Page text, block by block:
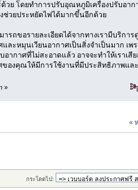
วย โดยทำการปรับอุณหภูมิเครื่องปรับอาก
ช่วยประหยัดไฟได้มากขึ้นอีกด้วย
รถขอรายละเอียดได้จากทางเรามีบริการ
ละหมุนเวียนอากาศเป็นสิ่งจำเป็นมาก เพ
ากาศที่ไม่สะอาดแล้ว อาจจะทำให้เราเสี
ของคุณให้มีการใช้งานที่มีประสิทธิภาพแล
»
«
กระโดดไป: